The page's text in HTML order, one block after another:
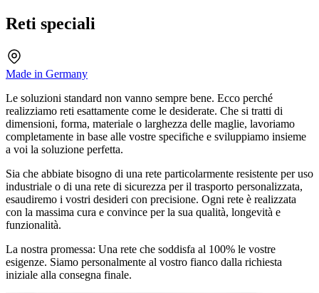
Reti speciali
Made in Germany
Le soluzioni standard non vanno sempre bene. Ecco perché
realizziamo reti esattamente come le desiderate. Che si tratti di
dimensioni, forma, materiale o larghezza delle maglie, lavoriamo
completamente in base alle vostre specifiche e sviluppiamo insieme
a voi la soluzione perfetta.
Sia che abbiate bisogno di una rete particolarmente resistente per uso
industriale o di una rete di sicurezza per il trasporto personalizzata,
esaudiremo i vostri desideri con precisione. Ogni rete è realizzata
con la massima cura e convince per la sua qualità, longevità e
funzionalità.
La nostra promessa: Una rete che soddisfa al 100% le vostre
esigenze. Siamo personalmente al vostro fianco dalla richiesta
iniziale alla consegna finale.